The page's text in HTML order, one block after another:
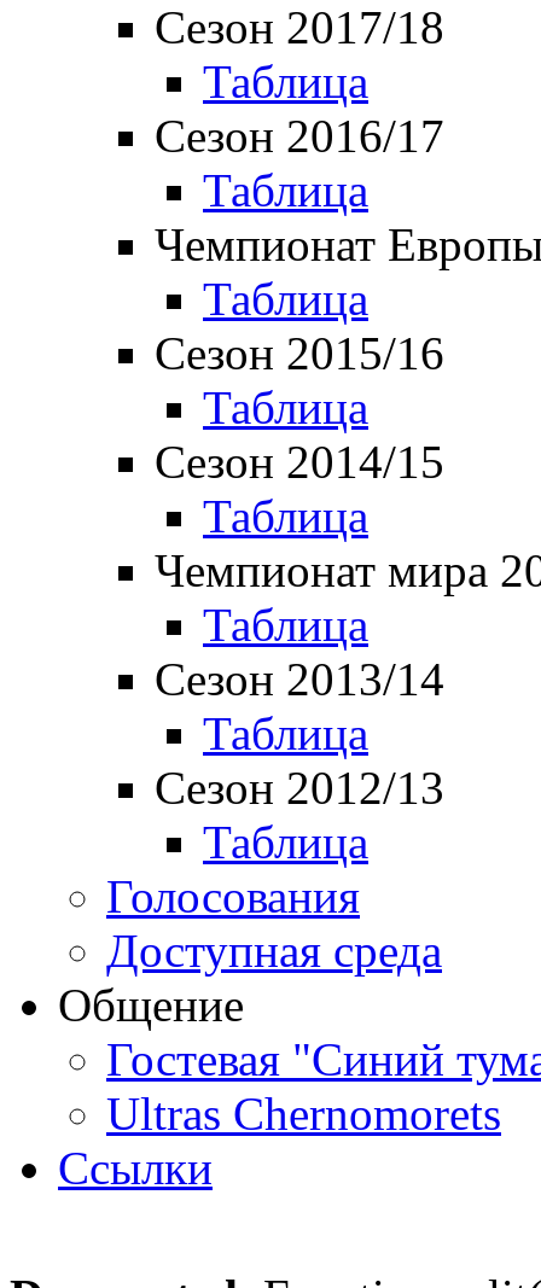
Сезон 2017/18
Таблица
Сезон 2016/17
Таблица
Чемпионат
Таблица
Сезон 2015/16
Таблица
Сезон 2014/15
Таблица
Чемпионат мира
Таблица
Сезон 2013/14
Таблица
Сезон 2012/13
Таблица
Голосования
Доступная среда
Общение
Гостевая "Синий
Ultras Chernomorets
Ссылки